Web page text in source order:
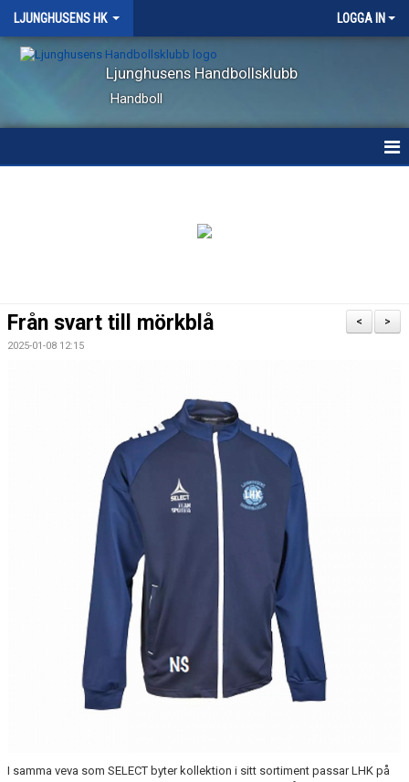
LJUNGHUSENS HK LOGGA IN
Ljunghusens Handbollsklubb
Handboll
VÅRA LAG
HALLINFORMATION
>
<
Från svart till mörkblå
2025-01-08 12:15
I samma veva som SELECT byter kollektion i sitt sortiment passar LHK på